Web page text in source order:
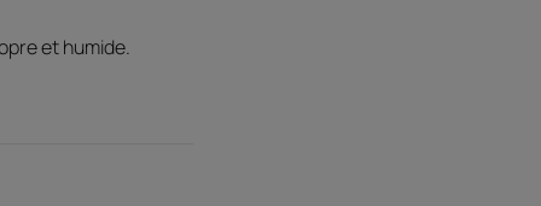
plus forts.
et humide.